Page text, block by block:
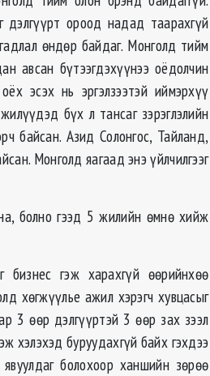
дэлгүүрт ороод надад таарахгүй
өндөр байдаг. Монголд тийм
авсан бүтээгдэхүүнээ оёдолчин
эсэх нь эргэлзээтэй иймэрхүү
бүх л тансаг зэрэглэлийн
байсан. Азид Солонгос, Тайланд,
Монголд яагаад энэ үйлчилгээг
болно гээд 5 жилийн өмнө хийж
гэж харахгүй өөрийнхөө
хөгжүүлье ажил хэрэгч хувцасыг
3 өөр дэлгүүртэй 3 өөр зах зээл
хэлэхэд буруудахгүй байх гэхдээ
болохоор ханшийн зөрөө